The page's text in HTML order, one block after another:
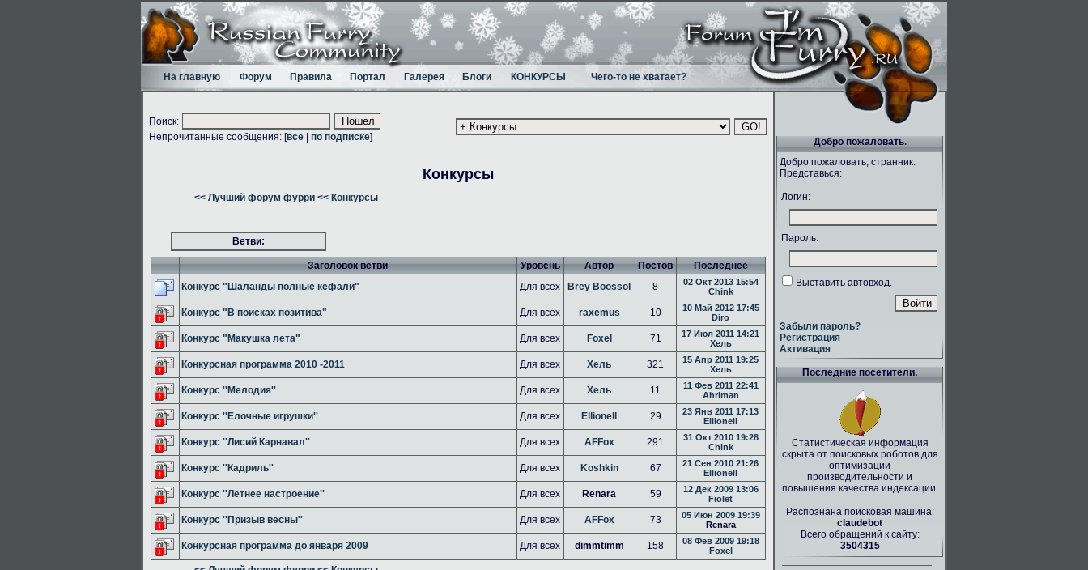
На главную Форум Правила Портал Галерея Блоги КОНКУРСЫ Чего-то не хватает?
Поиск:
Непрочитанные сообщения: [все по подписке]
Конкурсы
<< Лучший форум фурри << Конкурсы
Ветви:
Заголовок ветви Уровень Автор Постов
Последнее
Конкурс "Шаланды полные кефали"
Для всех Brey Boossol 8
02 Окт 2013 15:54
Chink
Конкурс "В поисках позитива" Для всех raxemus 10
10 Май 2012 17:45
Diro
Конкурс "Макушка лета" Для всех Foxel 71
17 Июл 2011 14:21
Хель
Конкурсная программа 2010 -2011 Для всех Хель 321
15 Апр 2011 19:25
Хель
Конкурс ''Мелодия'' Для всех Хель 11
11 Фев 2011 22:41
Ahriman
Конкурс ''Елочные игрушки'' Для всех Ellionell 29
23 Янв 2011 17:13
Ellionell
Конкурс ''Лисий Карнавал'' Для всех AFFox 291
31 Окт 2010 19:28
Chink
Конкурс ''Кадриль'' Для всех Koshkin 67
21 Сен 2010 21:26
Ellionell
Конкурс ''Летнее настроение'' Для всех Renara 59
12 Дек 2009 13:06
Fiolet
Конкурс ''Призыв весны'' Для всех AFFox 73
05 Июн 2009 19:39
Renara
Конкурсная программа до января 2009 Для всех dimmtimm 158
08 Фев 2009 19:18
Foxel
Добро пожаловать.
Добро пожаловать, странник.
Представься:
Логин:
Пароль:
Выставить автовход.
Забыли пароль?
Регистрация
Активация
Последние посетители.
Статистическая информация
скрыта от поисковых роботов для
оптимизации
производительности и
повышения качества индексации.
Распознана поисковая машина:
claudebot
Всего обращений к сайту:
3504315